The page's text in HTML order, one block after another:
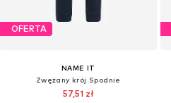
OFERTA
NAME IT
Zwężany krój Spodnie
57,51 zł